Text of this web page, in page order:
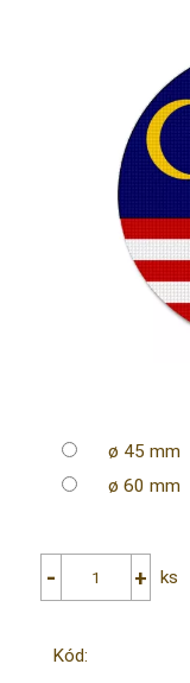
ø 45 mm
ø 60 mm
ks
Kód: